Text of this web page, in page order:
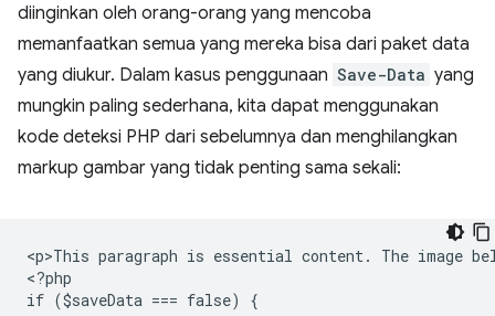
diinginkan oleh orang-orang yang mencoba
memanfaatkan semua yang mereka bisa dari paket data
yang diukur. Dalam kasus penggunaan Save-Data yang
mungkin paling sederhana, kita dapat menggunakan
kode deteksi PHP dari sebelumnya dan menghilangkan
markup gambar yang tidak penting sama sekali:
<p>This paragraph is essential content. The image
<?php
if ($saveData === false) {